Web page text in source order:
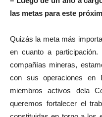
las metas para este
Quizás la meta más
en cuanto a participación.
compañías mineras,
con sus operaciones en
miembros activos dela
queremos fortalecer el